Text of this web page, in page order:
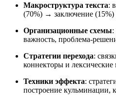
Макроструктура текста:
(70%) → заключение (15%)
Организационные схемы:
важность, проблема-
Стратегии перехода:
коннекторы и лексические
Техники эффекта:
построение кульминации,